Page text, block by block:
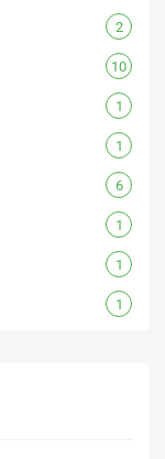
2
10
1
1
6
1
1
1